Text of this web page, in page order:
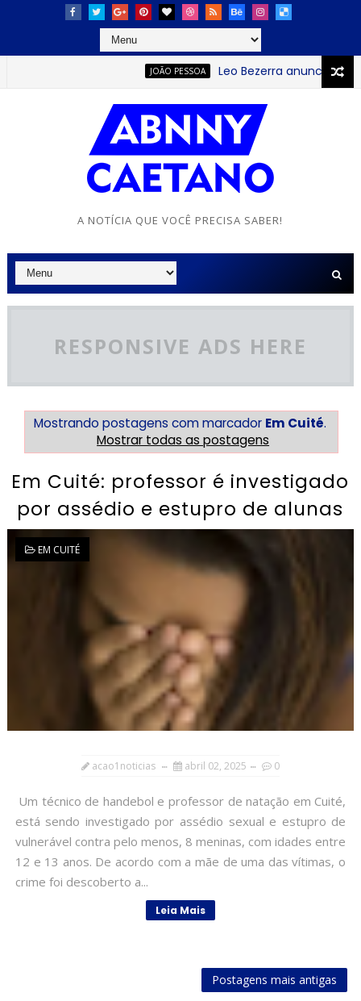
JOÃO PESSOA Leo Bezerra anuncia
A NOTÍCIA QUE VOCÊ PRECISA SABER!
RESPONSIVE ADS HERE
Mostrando postagens com marcador Em Cuité.
Mostrar todas as postagens
Em Cuité: professor é investigado
por assédio e estupro de alunas
EM CUITÉ
acao1noticias abril 02, 2025 0
Um técnico de handebol e professor de natação em Cuité,
está sendo investigado por assédio sexual e estupro de
vulnerável contra pelo menos, 8 meninas, com idades entre
12 e 13 anos. De acordo com a mãe de uma das vítimas, o
crime foi descoberto a...
Leia Mais
Postagens mais antigas